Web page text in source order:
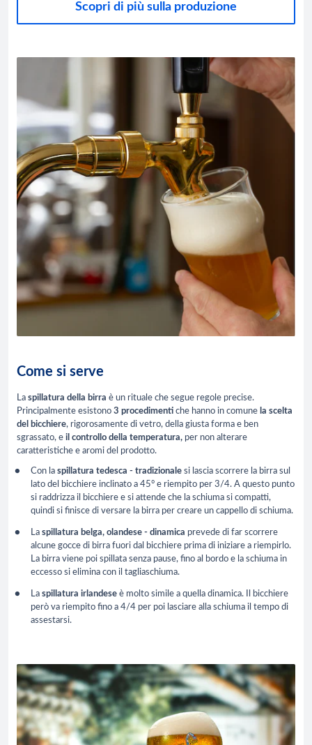
Scopri di più sulla produzione
Come si serve
La spillatura della birra è un rituale che segue regole precise.
Principalmente esistono 3 procedimenti che hanno in comune la scelta
del bicchiere, rigorosamente di vetro, della giusta forma e ben
sgrassato, e il controllo della temperatura, per non alterare
caratteristiche e aromi del prodotto.
Con la spillatura tedesca - tradizionale si lascia scorrere la birra sul
lato del bicchiere inclinato a 45° e riempito per 3/4. A questo punto
si raddrizza il bicchiere e si attende che la schiuma si compatti,
quindi si finisce di versare la birra per creare un cappello di schiuma.
La spillatura belga, olandese - dinamica prevede di far scorrere
alcune gocce di birra fuori dal bicchiere prima di iniziare a riempirlo.
La birra viene poi spillata senza pause, fino al bordo e la schiuma in
eccesso si elimina con il tagliaschiuma.
La spillatura irlandese è molto simile a quella dinamica. Il bicchiere
però va riempito fino a 4/4 per poi lasciare alla schiuma il tempo di
assestarsi.